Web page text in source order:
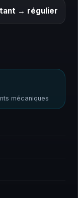
→ régulier
mécaniques